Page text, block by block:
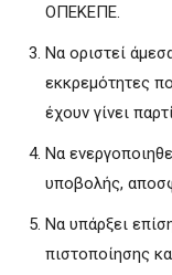
ΟΠΕΚΕΠΕ.
Να οριστεί
εκκρεμότητες
έχουν γίνει
Να
υποβολής,
Να υπάρξει
πιστοποίησης